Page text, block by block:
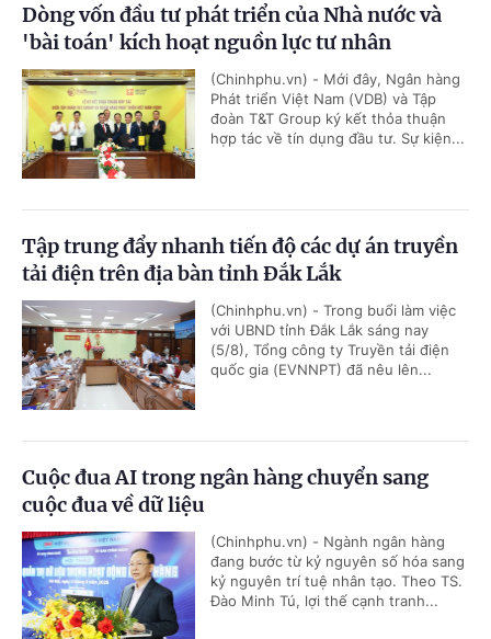
Dòng vốn đầu tư phát triển của Nhà nước và
'bài toán' kích hoạt nguồn lực tư nhân
(Chinhphu.vn) - Mới đây, Ngân hàng
Phát triển Việt Nam (VDB) và Tập
đoàn T&T Group ký kết thỏa thuận
hợp tác về tín dụng đầu tư. Sự kiện...
Tập trung đẩy nhanh tiến độ các dự án truyền
tải điện trên địa bàn tỉnh Đắk Lắk
(Chinhphu.vn) - Trong buổi làm việc
với UBND tỉnh Đắk Lắk sáng nay
(5/8), Tổng công ty Truyền tải điện
quốc gia (EVNNPT) đã nêu lên...
Cuộc đua AI trong ngân hàng chuyển sang
cuộc đua về dữ liệu
(Chinhphu.vn) - Ngành ngân hàng
đang bước từ kỷ nguyên số hóa sang
kỷ nguyên trí tuệ nhân tạo. Theo TS.
Đào Minh Tú, lợi thế cạnh tranh...